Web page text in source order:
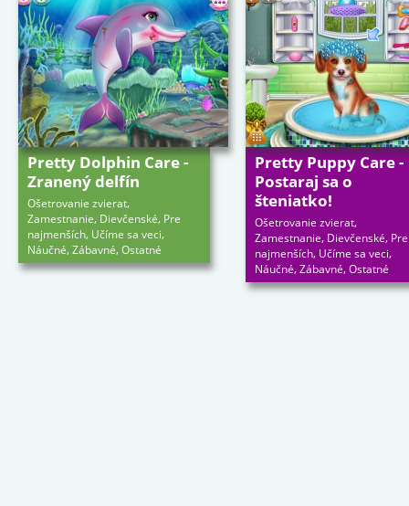
Pretty Dolphin Care -
Zranený delfín
Ošetrovanie zvierat,
Zamestnanie, Dievčenské, Pre
najmenších, Učíme sa veci,
Náučné,Zábavné,Ostatné
Pretty Puppy Care -
Postaraj sa o
šteniatko!
Ošetrovanie zvierat,
Zamestnanie, Dievčenské, Pre
najmenších, Učíme sa veci,
Náučné,Zábavné,Ostatné